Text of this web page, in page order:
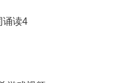
诵读4